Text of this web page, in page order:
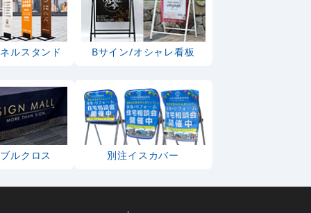
ルスタンド Bサイン/オシャレ看板
ルクロス 別注イスカバー